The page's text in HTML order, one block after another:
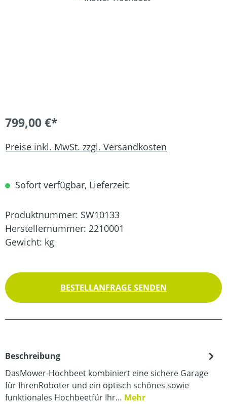
799,00 €*
Preise inkl. MwSt. zzgl. Versandkosten
Sofort verfügbar, Lieferzeit:
Produktnummer: SW10133
Herstellernummer: 2210001
Gewicht: kg
BESTELLANFRAGE SENDEN
Beschreibung
DasMower-Hochbeet kombiniert eine sichere Garage
für IhrenRoboter und ein optisch schönes sowie
funktionales Hochbeetfür Ihr… Mehr